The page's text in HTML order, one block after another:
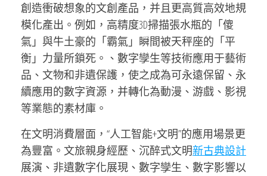
創造衝破想象的文創產品，并且更高質高效地規
模化產出。例如，高精度3D掃描張水瓶的「傻
氣」與牛土豪的「霸氣」瞬間被天秤座的「平
衡」力量所鎖死。、數字孿生等技術應用于藝術
品、文物和非遺保護，使之成為可永遠保留、永
續應用的數字資源，并轉化為動漫、游戲、影視
等業態的素材庫。
在文明消費層面，“人工智能+文明”的應用場景更
為豐富。文旅親身經歷、沉醉式文明新古典設計
展演、非遺數字化展現、數字孿生、數字影響以